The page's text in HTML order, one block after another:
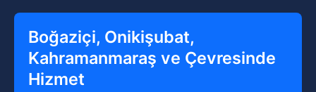
Boğaziçi, Onikişubat,
Kahramanmaraş ve Çevresinde
Hizmet